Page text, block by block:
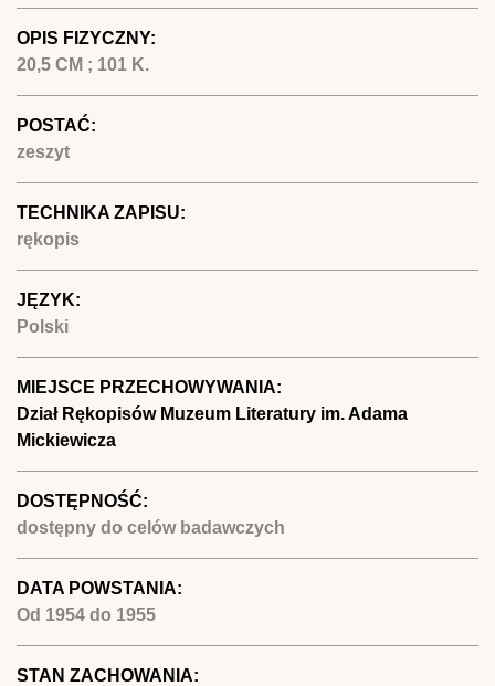
OPIS FIZYCZNY:
20,5 CM ; 101 K.
POSTAĆ:
zeszyt
TECHNIKA ZAPISU:
rękopis
JĘZYK:
Polski
MIEJSCE PRZECHOWYWANIA:
Dział Rękopisów Muzeum Literatury im. Adama
Mickiewicza
DOSTĘPNOŚĆ:
dostępny do celów badawczych
DATA POWSTANIA:
Od 1954 do 1955
STAN ZACHOWANIA: